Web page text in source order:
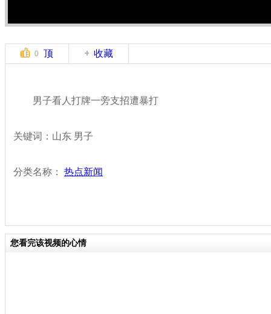
0 顶 收藏
男子看人打牌一旁支招遭暴打
关键词：山东 男子
分类名称： 热点新闻
您看完该视频的心情